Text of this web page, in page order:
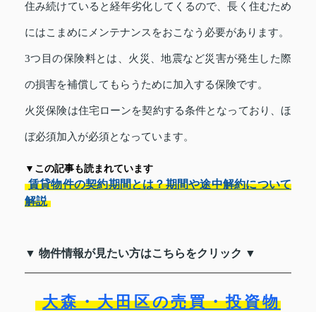
住み続けていると経年劣化してくるので、長く住むため
にはこまめにメンテナンスをおこなう必要があります。
3つ目の保険料とは、火災、地震など災害が発生した際
の損害を補償してもらうために加入する保険です。
火災保険は住宅ローンを契約する条件となっており、ほ
ぼ必須加入が必須となっています。
▼この記事も読まれています
賃貸物件の契約期間とは？期間や途中解約について
解説
▼ 物件情報が見たい方はこちらをクリック ▼
大森・大田区の売買・投資物